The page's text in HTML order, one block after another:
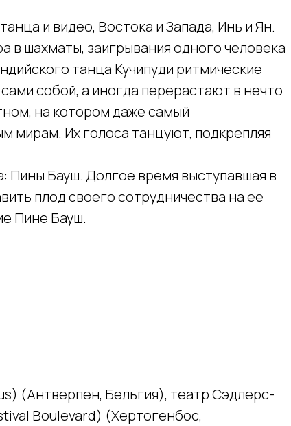
и видео, Востока и Запада, Инь и Ян.
в шахматы, заигрывания одного человека
танца Кучипуди ритмические
собой, а иногда перерастают в нечто
на котором даже самый
мирам. Их голоса танцуют, подкрепляя
Пины Бауш. Долгое время выступавшая в
плод своего сотрудничества на ее
Пине Бауш.
(Антверпен, Бельгия), театр Сэдлерс-
Boulevard) (Хертогенбос,